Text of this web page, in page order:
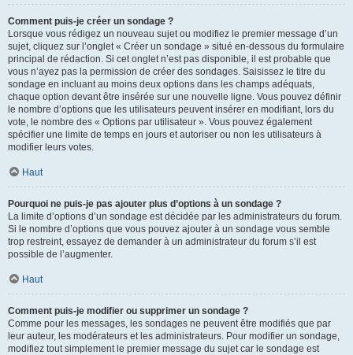
Comment puis-je créer un sondage ?
Lorsque vous rédigez un nouveau sujet ou modifiez le premier message d’un
sujet, cliquez sur l’onglet « Créer un sondage » situé en-dessous du formulaire
principal de rédaction. Si cet onglet n’est pas disponible, il est probable que
vous n’ayez pas la permission de créer des sondages. Saisissez le titre du
sondage en incluant au moins deux options dans les champs adéquats,
chaque option devant être insérée sur une nouvelle ligne. Vous pouvez définir
le nombre d’options que les utilisateurs peuvent insérer en modifiant, lors du
vote, le nombre des « Options par utilisateur ». Vous pouvez également
spécifier une limite de temps en jours et autoriser ou non les utilisateurs à
modifier leurs votes.
Haut
Pourquoi ne puis-je pas ajouter plus d’options à un sondage ?
La limite d’options d’un sondage est décidée par les administrateurs du forum.
Si le nombre d’options que vous pouvez ajouter à un sondage vous semble
trop restreint, essayez de demander à un administrateur du forum s’il est
possible de l’augmenter.
Haut
Comment puis-je modifier ou supprimer un sondage ?
Comme pour les messages, les sondages ne peuvent être modifiés que par
leur auteur, les modérateurs et les administrateurs. Pour modifier un sondage,
modifiez tout simplement le premier message du sujet car le sondage est